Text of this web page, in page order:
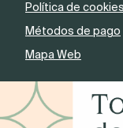
Política de cookies
Métodos de pago
Mapa Web